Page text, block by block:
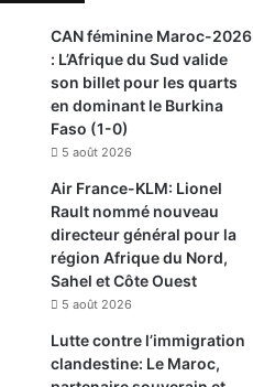
CAN féminine Maroc-2026
: L’Afrique du Sud valide
son billet pour les quarts
en dominant le Burkina
Faso (1-0)
5 août 2026
Air France-KLM: Lionel
Rault nommé nouveau
directeur général pour la
région Afrique du Nord,
Sahel et Côte Ouest
5 août 2026
Lutte contre l’immigration
clandestine: Le Maroc,